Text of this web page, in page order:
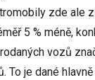
zde ale
5 % méně,
vozů
je dané